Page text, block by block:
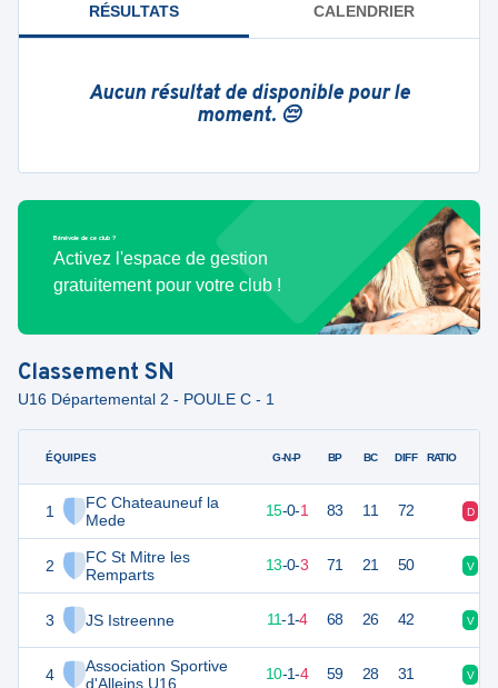
RÉSULTATS CALENDRIER
Aucun résultat de disponible pour le
moment. 😔
Bénévole de ce club ?
Activez l'espace de gestion
gratuitement pour votre club !
Classement SN
U16 Départemental 2 - POULE C - 1
ÉQUIPES
1
FC Chateauneuf la
Mede
2
FC St Mitre les
Remparts
3 JS Istreenne
4
Association Sportive
d'Alleins U16
G-N-P BP BC DIFF RATIO
45 15-0-1 83 11 72 D
13-0-3 71 21 50 V
11-1-4 68 26 42 V
27 10-1-4 59 28 31 V